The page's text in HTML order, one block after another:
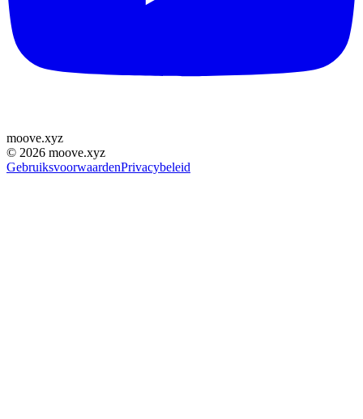
moove.xyz
© 2026 moove.xyz
GebruiksvoorwaardenPrivacybeleid